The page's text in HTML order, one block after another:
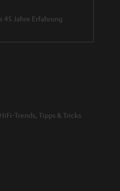
45 Jahre Erfahrung
Trends, Tipps & Tricks